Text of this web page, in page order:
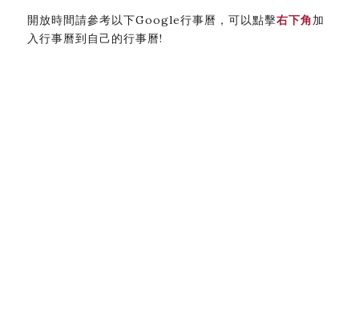
開放時間請參考以下Google行事曆，可以點擊右下角加
入行事曆到自己的行事曆!